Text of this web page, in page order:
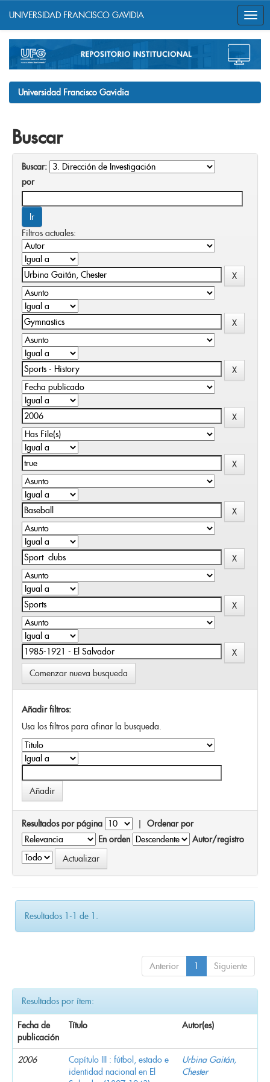
navigation
UNIVERSIDAD FRANCISCO GAVIDIA
Universidad Francisco Gavidia
Buscar
Buscar:
por
Filtros actuales:
Comenzar nueva busqueda
Añadir filtros:
Usa los filtros para afinar la busqueda.
Resultados por página | Ordenar por
En orden
Autor/registro
Resultados 1-1 de 1.
Anterior 1 Siguiente
Resultados por ítem:
Fecha de
publicación
Título Autor(es)
2006
Capítulo III : fútbol, estado e
identidad nacional en El
Urbina Gaitán,
Chester